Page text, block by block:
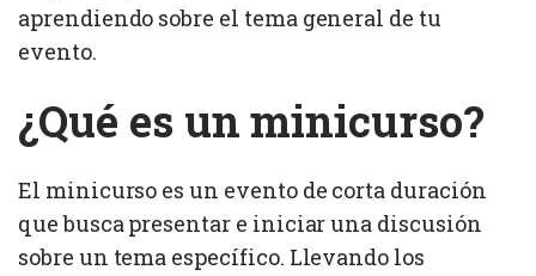
aprendiendo sobre el tema general de tu
evento.
¿Qué es un minicurso?
El minicurso es un evento de corta duración
que busca presentar e iniciar una discusión
sobre un tema específico. Llevando los